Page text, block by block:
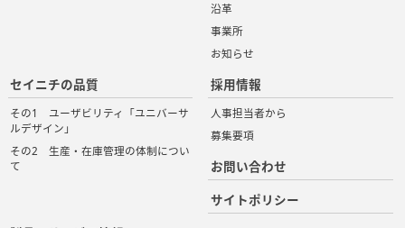
沿革
事業所
お知らせ
セイニチの品質
その1 ユーザビリティ「ユニバーサ
ルデザイン」
その2 生産・在庫管理の体制につい
て
採用情報
人事担当者から
募集要項
お問い合わせ
サイトポリシー